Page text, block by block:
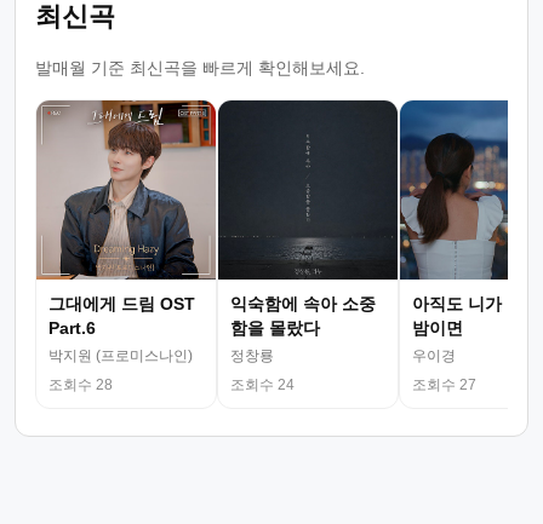
최신곡
발매월 기준 최신곡을 빠르게 확인해보세요.
그대에게 드림 OST
Part.6
박지원 (프로미스나인)
조회수 28
익숙함에 속아 소중
함을 몰랐다
정창룡
조회수 24
아직도 니가 그
밤이면
우이경
조회수 27